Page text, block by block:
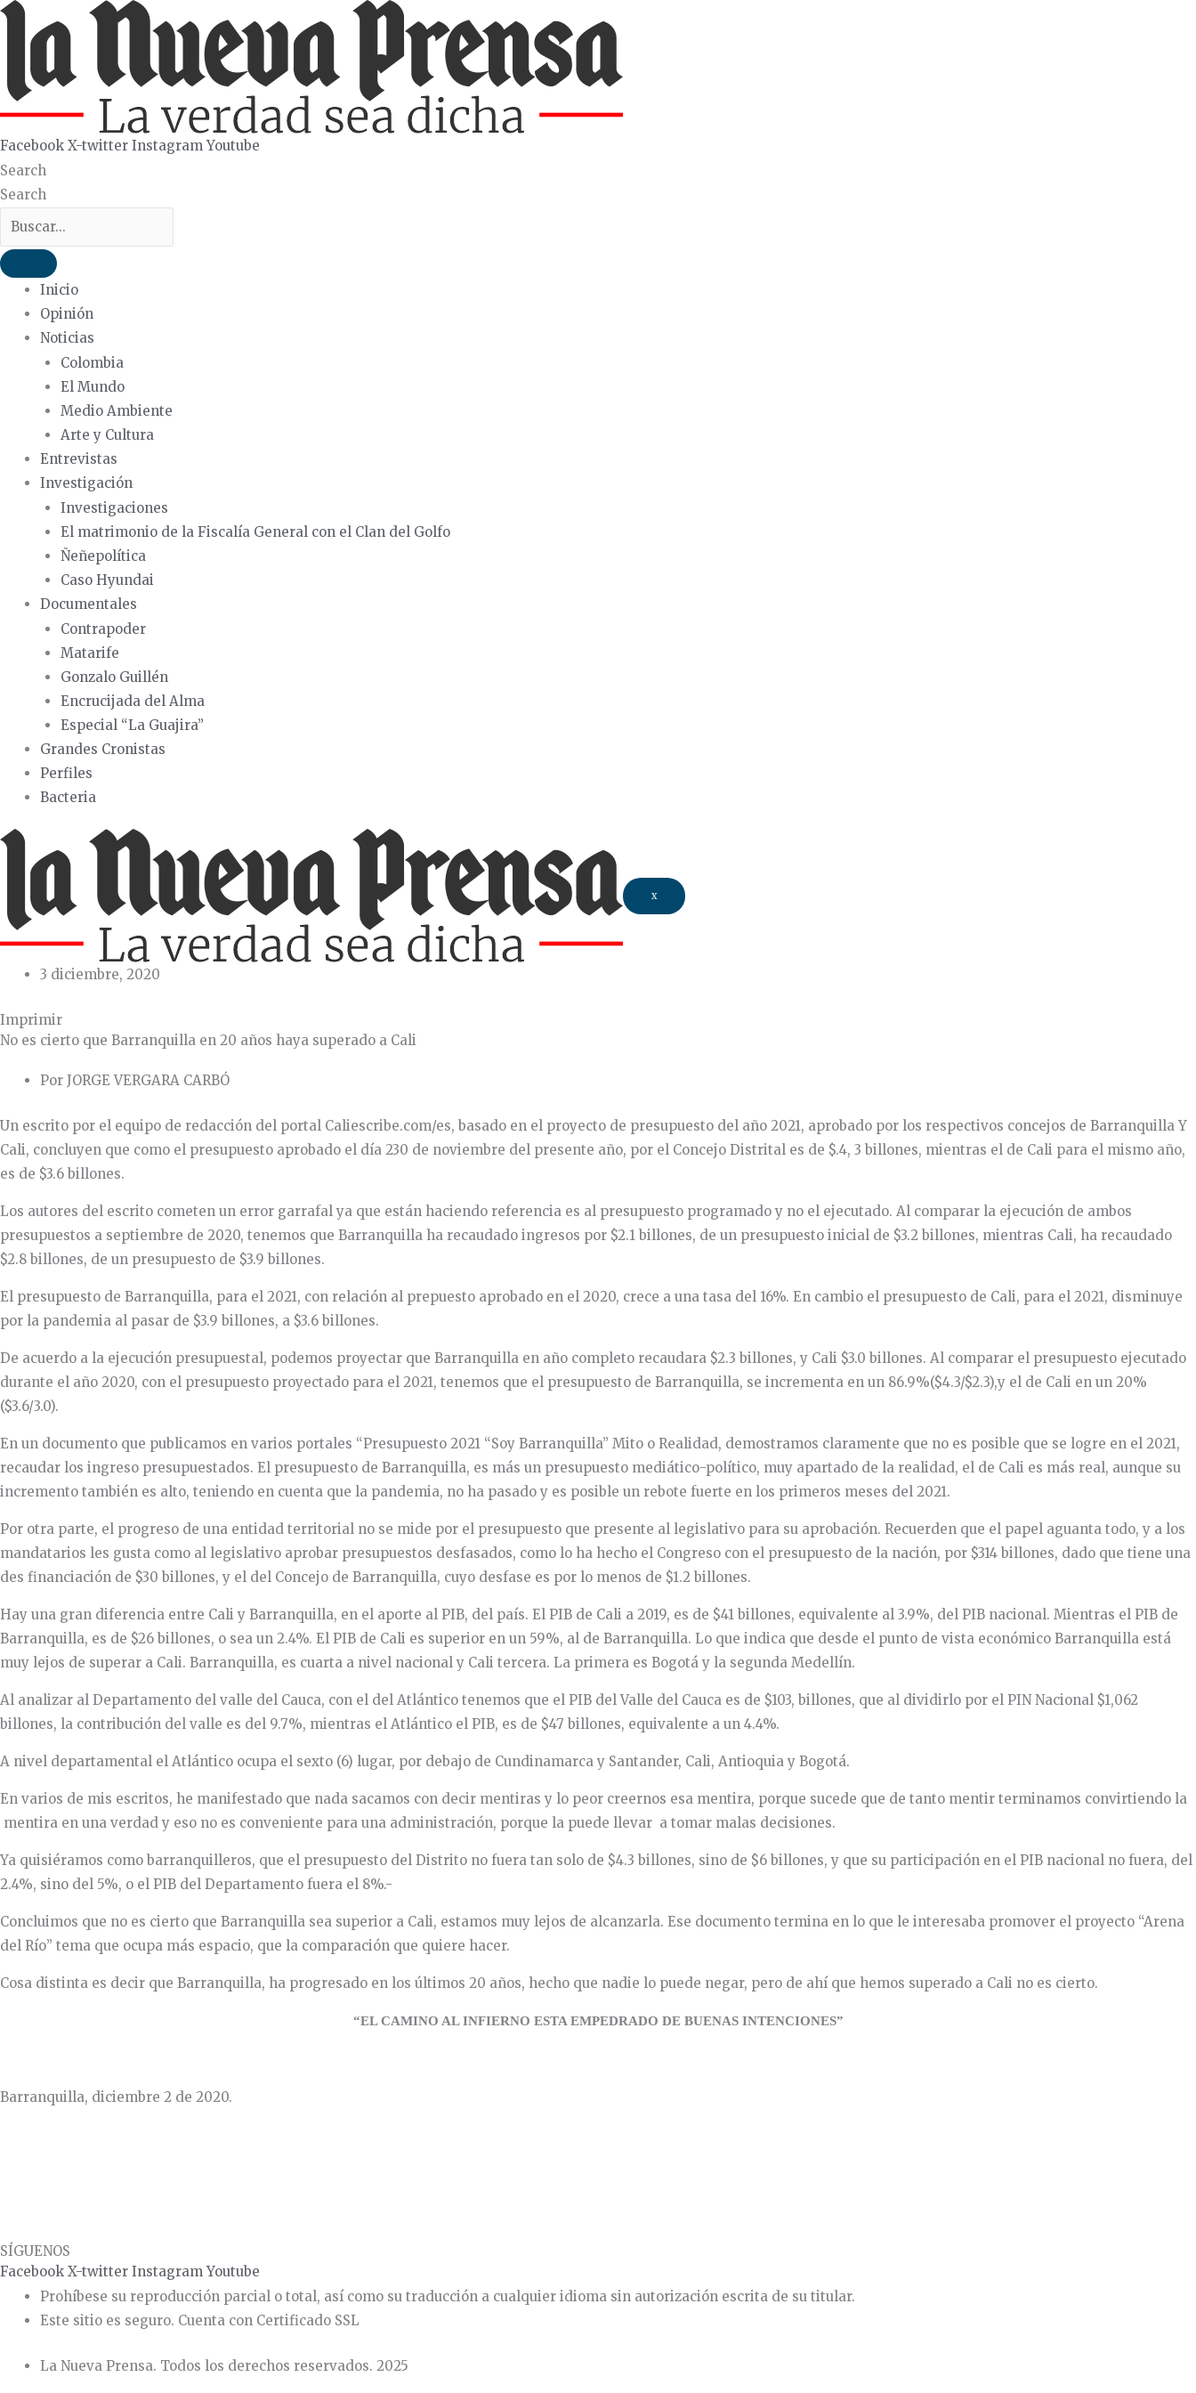
Ir
Facebook X-twitter Instagram Youtube
Search
Search
Inicio
Opinión
Noticias
Colombia
El Mundo
Medio Ambiente
Arte y Cultura
Entrevistas
Investigación
Investigaciones
El matrimonio de la Fiscalía General con el Clan del Golfo
Ñeñepolítica
Caso Hyundai
Documentales
Contrapoder
Matarife
Gonzalo Guillén
Encrucijada del Alma
Especial “La Guajira”
Grandes Cronistas
Perfiles
Bacteria
X
3 diciembre, 2020
Imprimir
No es cierto que Barranquilla en 20 años haya superado a Cali
Por JORGE VERGARA CARBÓ
Un escrito por el equipo de redacción del portal Caliescribe.com/es, basado en el proyecto de presupuesto del año 2021, aprobado por los respectivos concejos de Barranquilla Y
Cali, concluyen que como el presupuesto aprobado el día 230 de noviembre del presente año, por el Concejo Distrital es de $.4, 3 billones, mientras el de Cali para el mismo año,
es de $3.6 billones.
Los autores del escrito cometen un error garrafal ya que están haciendo referencia es al presupuesto programado y no el ejecutado. Al comparar la ejecución de ambos
presupuestos a septiembre de 2020, tenemos que Barranquilla ha recaudado ingresos por $2.1 billones, de un presupuesto inicial de $3.2 billones, mientras Cali, ha recaudado
$2.8 billones, de un presupuesto de $3.9 billones.
El presupuesto de Barranquilla, para el 2021, con relación al prepuesto aprobado en el 2020, crece a una tasa del 16%. En cambio el presupuesto de Cali, para el 2021, disminuye
por la pandemia al pasar de $3.9 billones, a $3.6 billones.
De acuerdo a la ejecución presupuestal, podemos proyectar que Barranquilla en año completo recaudara $2.3 billones, y Cali $3.0 billones. Al comparar el presupuesto ejecutado
durante el año 2020, con el presupuesto proyectado para el 2021, tenemos que el presupuesto de Barranquilla, se incrementa en un 86.9%($4.3/$2.3),y el de Cali en un 20%
($3.6/3.0).
En un documento que publicamos en varios portales “Presupuesto 2021 “Soy Barranquilla” Mito o Realidad, demostramos claramente que no es posible que se logre en el 2021,
recaudar los ingreso presupuestados. El presupuesto de Barranquilla, es más un presupuesto mediático-político, muy apartado de la realidad, el de Cali es más real, aunque su
incremento también es alto, teniendo en cuenta que la pandemia, no ha pasado y es posible un rebote fuerte en los primeros meses del 2021.
Por otra parte, el progreso de una entidad territorial no se mide por el presupuesto que presente al legislativo para su aprobación. Recuerden que el papel aguanta todo, y a los
mandatarios les gusta como al legislativo aprobar presupuestos desfasados, como lo ha hecho el Congreso con el presupuesto de la nación, por $314 billones, dado que tiene una
des financiación de $30 billones, y el del Concejo de Barranquilla, cuyo desfase es por lo menos de $1.2 billones.
Hay una gran diferencia entre Cali y Barranquilla, en el aporte al PIB, del país. El PIB de Cali a 2019, es de $41 billones, equivalente al 3.9%, del PIB nacional. Mientras el PIB de
Barranquilla, es de $26 billones, o sea un 2.4%. El PIB de Cali es superior en un 59%, al de Barranquilla. Lo que indica que desde el punto de vista económico Barranquilla está
muy lejos de superar a Cali. Barranquilla, es cuarta a nivel nacional y Cali tercera. La primera es Bogotá y la segunda Medellín.
Al analizar al Departamento del valle del Cauca, con el del Atlántico tenemos que el PIB del Valle del Cauca es de $103, billones, que al dividirlo por el PIN Nacional $1,062
billones, la contribución del valle es del 9.7%, mientras el Atlántico el PIB, es de $47 billones, equivalente a un 4.4%.
A nivel departamental el Atlántico ocupa el sexto (6) lugar, por debajo de Cundinamarca y Santander, Cali, Antioquia y Bogotá.
En varios de mis escritos, he manifestado que nada sacamos con decir mentiras y lo peor creernos esa mentira, porque sucede que de tanto mentir terminamos convirtiendo la
mentira en una verdad y eso no es conveniente para una administración, porque la puede llevar a tomar malas decisiones.
Ya quisiéramos como barranquilleros, que el presupuesto del Distrito no fuera tan solo de $4.3 billones, sino de $6 billones, y que su participación en el PIB nacional no fuera, del
2.4%, sino del 5%, o el PIB del Departamento fuera el 8%.-
Concluimos que no es cierto que Barranquilla sea superior a Cali, estamos muy lejos de alcanzarla. Ese documento termina en lo que le interesaba promover el proyecto “Arena
del Río” tema que ocupa más espacio, que la comparación que quiere hacer.
Cosa distinta es decir que Barranquilla, ha progresado en los últimos 20 años, hecho que nadie lo puede negar, pero de ahí que hemos superado a Cali no es cierto.
“EL CAMINO AL INFIERNO ESTA EMPEDRADO DE BUENAS INTENCIONES”
Barranquilla, diciembre 2 de 2020.
SÍGUENOS
Facebook X-twitter Instagram Youtube
Prohíbese su reproducción parcial o total, así como su traducción a cualquier idioma sin autorización escrita de su titular.
Este sitio es seguro. Cuenta con Certificado SSL
La Nueva Prensa. Todos los derechos reservados. 2025